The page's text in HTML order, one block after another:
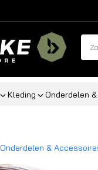
Kleding Onderdelen
Onderdelen &